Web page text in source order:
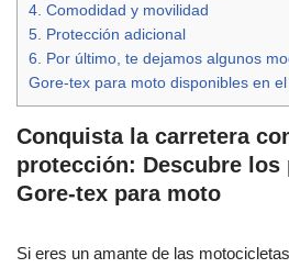
4. Comodidad y movilidad
5. Protección adicional
6. Por último, te dejamos algunos
Gore-tex para moto disponibles en
Conquista la carretera
protección: Descubre los
Gore-tex para moto
Si eres un amante de las